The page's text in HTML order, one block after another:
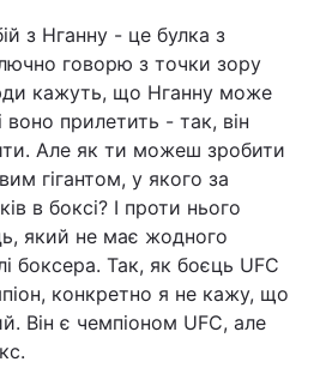
Лайт
Інциденти
Туризм
Погода
Регіони
з Нганну - це булка з
говорю з точки зору
кажуть, що Нганну може
воно прилетить - так, він
Але як ти можеш зробити
гігантом, у якого за
в боксі? І проти нього
який не має жодного
боксера. Так, як боєць UFC
конкретно я не кажу, що
Він є чемпіоном UFC, але